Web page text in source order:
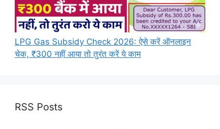
LPG Gas Subsidy Check 2026: ऐसे करें ऑनलाइन
चेक, ₹300 नहीं आया तो तुरंत करें ये काम
RSS Posts